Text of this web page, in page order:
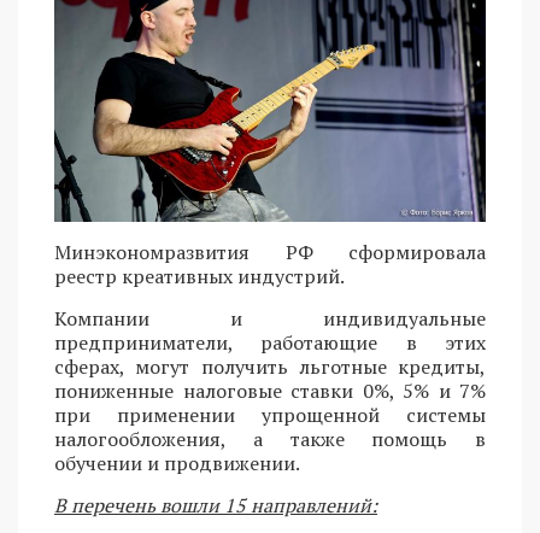
Минэкономразвития РФ сформировала
реестр креативных индустрий.
Компании и индивидуальные
предприниматели, работающие в этих
сферах, могут получить льготные кредиты,
пониженные налоговые ставки 0%, 5% и 7%
при применении упрощенной системы
налогообложения, а также помощь в
обучении и продвижении.
В перечень вошли 15 направлений: